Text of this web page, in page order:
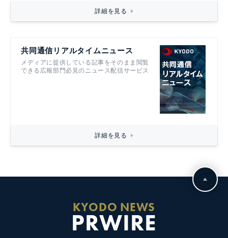
詳細を見る
共同通信リアルタイムニュース
メディアに提供している記事をそのまま閲覧
できる広報部門必見のニュース配信サービス
詳細を見る
KYODO NEWS
PRWIRE